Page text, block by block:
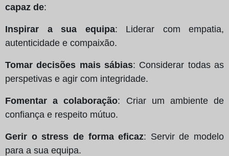
capaz de:
Inspirar a sua equipa: Liderar com empatia,
autenticidade e compaixão.
Tomar decisões mais sábias: Considerar todas as
perspetivas e agir com integridade.
Fomentar a colaboração: Criar um ambiente de
confiança e respeito mútuo.
Gerir o stress de forma eficaz: Servir de modelo
para a sua equipa.